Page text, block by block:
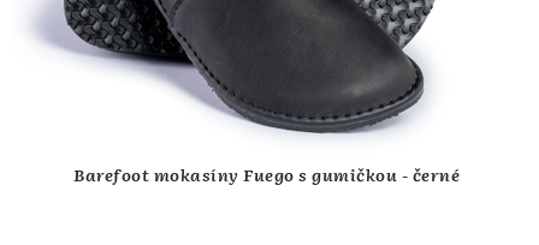
Barefoot mokasíny Fuego s gumičkou - černé